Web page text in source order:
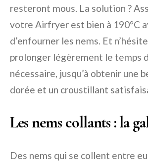
resteront mous. La solution ?
votre Airfryer est bien à 190°C
d’enfourner les nems. Et
prolonger légèrement le temps
nécessaire, jusqu’à obtenir une
dorée et un croustillant
Les nems collants : la
Des nems qui se collent entre